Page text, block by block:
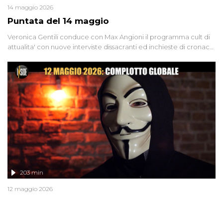
Puntata del 14 maggio
14 maggio 2026
Veronica Gentili conduce con Max Angioni il programma cult di
attualita' con nuove interviste dissacranti ed inchieste di cronaca
203 min
12 maggio 2026